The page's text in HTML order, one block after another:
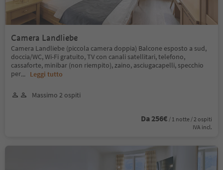
Camera Landliebe
Camera Landliebe (piccola camera doppia) Balcone esposto a sud,
doccia/WC, Wi-Fi gratuito, TV con canali satellitari, telefono,
cassaforte, minibar (non riempito), zaino, asciugacapelli, specchio
per... Leggi tutto
Massimo 2 ospiti
Da 256€ / 1 notte / 2 ospiti
IVA incl.